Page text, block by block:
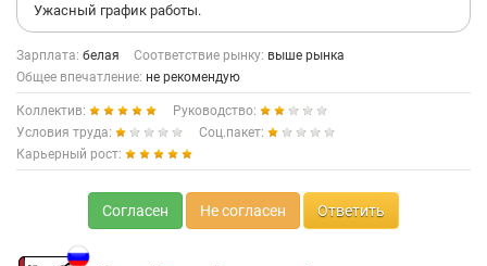
Ужасный график работы.
Зарплата: белая Соответствие рынку: выше рынка
Общее впечатление: не рекомендую
Коллектив:
Руководство:
Условия труда:
Соц.пакет:
Карьерный рост:
Согласен Не согласен Ответить